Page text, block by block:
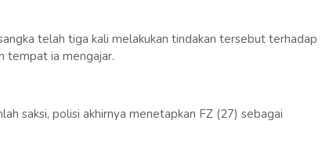
telah tiga kali melakukan tindakan tersebut terhadap
tempat ia mengajar.
saksi, polisi akhirnya menetapkan FZ (27) sebagai